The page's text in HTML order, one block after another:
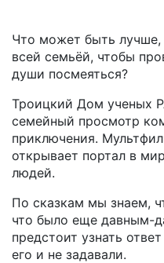
Что может быть лучше,
всей семьёй, чтобы
души посмеяться?
Троицкий Дом ученых
семейный просмотр
приключения.
открывает портал в
людей.
По сказкам мы знаем,
что было еще давным-
предстоит узнать
его и не задавали.